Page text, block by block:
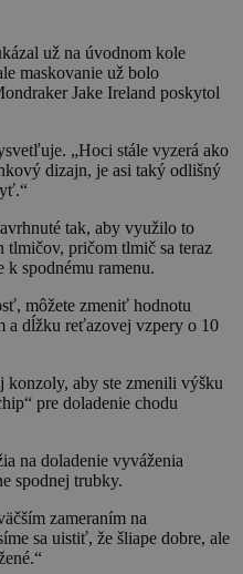
už na úvodnom kole
maskovanie už bolo
Jake Ireland poskytol
„Hoci stále vyzerá ako
dizajn, je asi taký odlišný
tak, aby využilo to
tlmičov, pričom tlmič sa teraz
spodnému ramenu.
môžete zmeniť hodnotu
a dĺžku reťazovej vzpery o 10
konzoly, aby ste zmenili výšku
pre doladenie chodu
na doladenie vyváženia
spodnej trubky.
zameraním na
sa uistiť, že šliape dobre, ale